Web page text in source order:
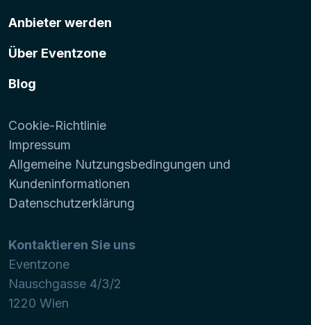
Anbieter werden
Über Eventzone
Blog
Cookie-Richtlinie
Impressum
Allgemeine Nutzungsbedingungen und
Kundeninformationen
Datenschutzerklärung
Kontaktieren Sie uns
Eventzone
Nauschgasse 4/3/2
1220 Wien